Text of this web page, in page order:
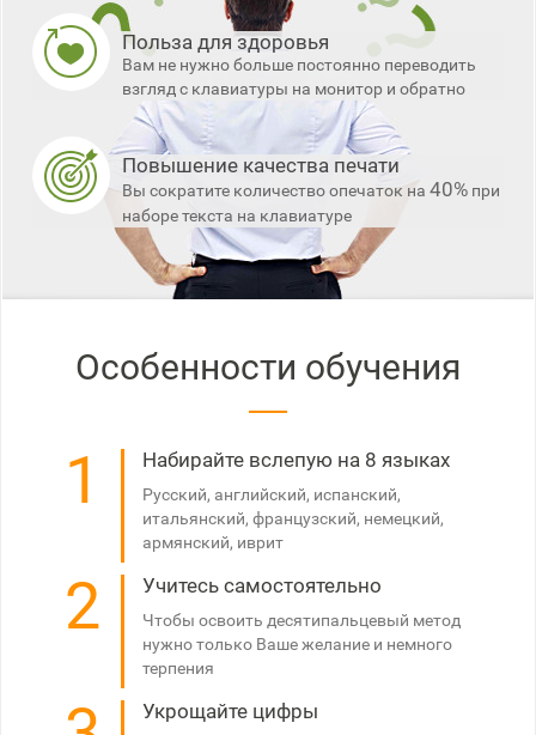
Польза для здоровья
Вам не нужно больше постоянно переводить
взгляд с клавиатуры на монитор и обратно
Повышение качества печати
Вы сократите количество опечаток на 40% при
наборе текста на клавиатуре
Особенности обучения
1 Набирайте вслепую на 8 языках
Русский, английский, испанский,
итальянский, французский, немецкий,
армянский, иврит
2 Учитесь самостоятельно
Чтобы освоить десятипальцевый метод
нужно только Ваше желание и немного
терпения
Укрощайте цифры